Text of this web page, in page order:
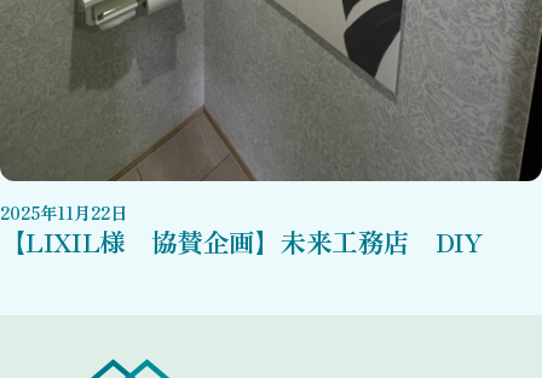
2025年11月22日
【LIXIL様 協賛企画】未来工務店 DIY